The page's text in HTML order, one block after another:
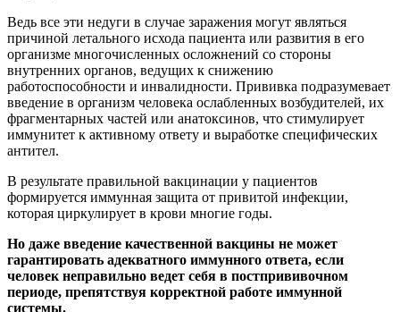
Ведь все эти недуги в случае заражения могут являться
причиной летального исхода пациента или развития в его
организме многочисленных осложнений со стороны
внутренних органов, ведущих к снижению
работоспособности и инвалидности. Прививка подразумевает
введение в организм человека ослабленных возбудителей, их
фрагментарных частей или анатоксинов, что стимулирует
иммунитет к активному ответу и выработке специфических
антител.
В результате правильной вакцинации у пациентов
формируется иммунная защита от привитой инфекции,
которая циркулирует в крови многие годы.
Но даже введение качественной вакцины не может
гарантировать адекватного иммунного ответа, если
человек неправильно ведет себя в постпрививочном
периоде, препятствуя корректной работе иммунной
системы.